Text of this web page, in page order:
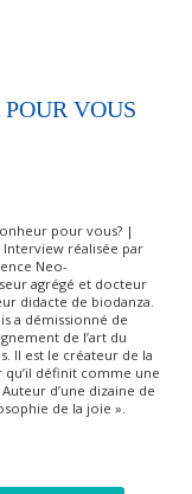
VOUS
pour vous? |
réalisée par
Neo-
agrégé et docteur
didacte de biodanza.
a démissionné de
de l’art du
Il est le créateur de la
qu’il définit comme une
d’une dizaine de
de la joie ».